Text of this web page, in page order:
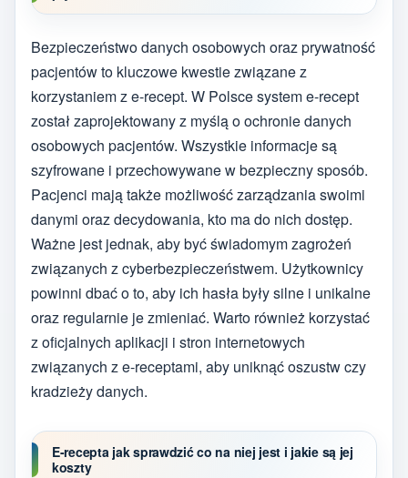
Bezpieczeństwo danych osobowych oraz prywatność
pacjentów to kluczowe kwestie związane z
korzystaniem z e-recept. W Polsce system e-recept
został zaprojektowany z myślą o ochronie danych
osobowych pacjentów. Wszystkie informacje są
szyfrowane i przechowywane w bezpieczny sposób.
Pacjenci mają także możliwość zarządzania swoimi
danymi oraz decydowania, kto ma do nich dostęp.
Ważne jest jednak, aby być świadomym zagrożeń
związanych z cyberbezpieczeństwem. Użytkownicy
powinni dbać o to, aby ich hasła były silne i unikalne
oraz regularnie je zmieniać. Warto również korzystać
z oficjalnych aplikacji i stron internetowych
związanych z e-receptami, aby uniknąć oszustw czy
kradzieży danych.
E-recepta jak sprawdzić co na niej jest i jakie są jej
koszty